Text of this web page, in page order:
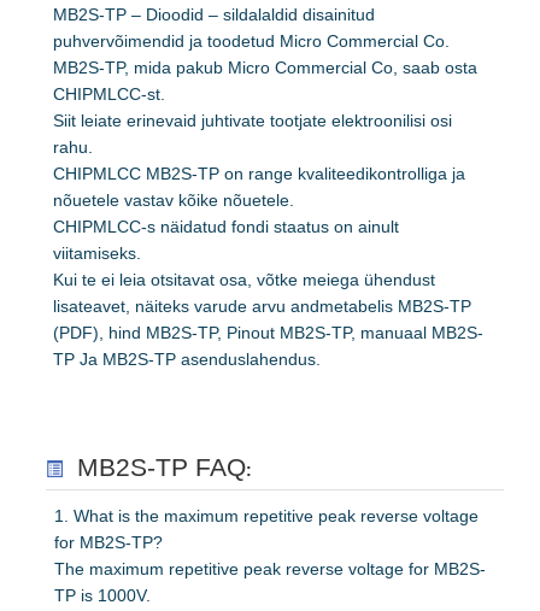
MB2S-TP – Dioodid – sildalaldid disainitud
puhvervõimendid ja toodetud Micro Commercial Co.
MB2S-TP, mida pakub Micro Commercial Co, saab osta
CHIPMLCC-st.
Siit leiate erinevaid juhtivate tootjate elektroonilisi osi
rahu.
CHIPMLCC MB2S-TP on range kvaliteedikontrolliga ja
nõuetele vastav kõike nõuetele.
CHIPMLCC-s näidatud fondi staatus on ainult
viitamiseks.
Kui te ei leia otsitavat osa, võtke meiega ühendust
lisateavet, näiteks varude arvu andmetabelis MB2S-TP
(PDF), hind MB2S-TP, Pinout MB2S-TP, manuaal MB2S-
TP Ja MB2S-TP asenduslahendus.
MB2S-TP FAQ:
1. What is the maximum repetitive peak reverse voltage
for MB2S-TP?
The maximum repetitive peak reverse voltage for MB2S-
TP is 1000V.